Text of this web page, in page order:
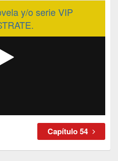
y/o serie VIP
Capítulo 54